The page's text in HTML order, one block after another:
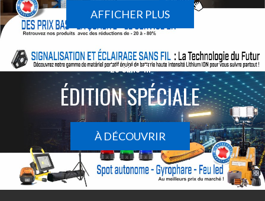
AFFICHER PLUS
Le sans-fil
ÉDITION SPÉCIALE
À DÉCOUVRIR